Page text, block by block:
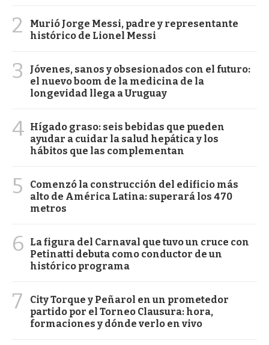
2
Murió Jorge Messi, padre y representante
histórico de Lionel Messi
3
Jóvenes, sanos y obsesionados con el futuro:
el nuevo boom de la medicina de la
longevidad llega a Uruguay
4 Hígado graso: seis bebidas que pueden
ayudar a cuidar la salud hepática y los
hábitos que las complementan
5
Comenzó la construcción del edificio más
alto de América Latina: superará los 470
metros
6
La figura del Carnaval que tuvo un cruce con
Petinatti debuta como conductor de un
histórico programa
7
City Torque y Peñarol en un prometedor
partido por el Torneo Clausura: hora,
formaciones y dónde verlo en vivo